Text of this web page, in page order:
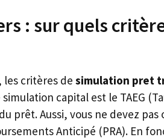
: sur quels
les critères de simulation pret
capital est le TAEG
prêt. Aussi, vous ne devez pas
Anticipé (PRA). En